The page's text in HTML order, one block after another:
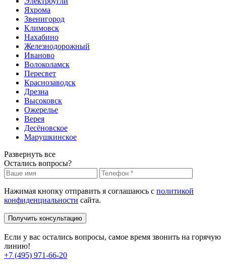
Яхрома
Звенигород
Климовск
Нахабино
Железнодорожный
Иваново
Волоколамск
Пересвет
Краснозаводск
Дрезна
Высоковск
Ожерелье
Верея
Десёновское
Марушкинское
Развернуть все
Остались вопросы?
Нажимая кнопку отправить я соглашаюсь с политикой
конфиденциальности сайта.
Получить консультацию
Если у вас остались вопросы, самое время звонить на горячую
линию!
+7 (495) 971-66-20